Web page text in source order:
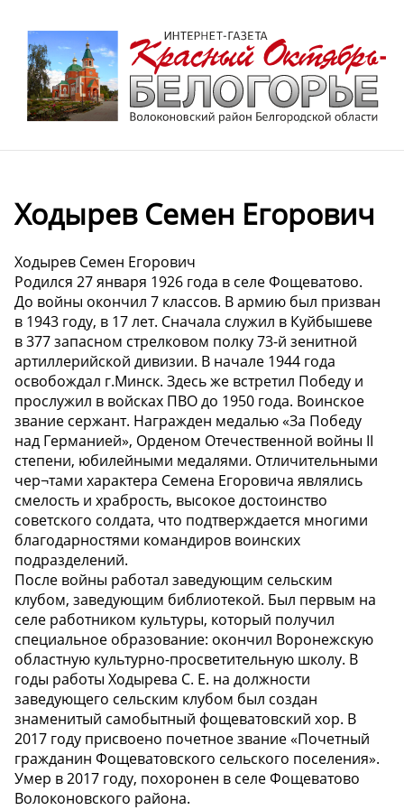
Ходырев Семен Егорович
Ходырев Семен Егорович
Родился 27 января 1926 года в селе Фощеватово.
До войны окончил 7 классов. В армию был призван
в 1943 году, в 17 лет. Сначала служил в Куйбышеве
в 377 запасном стрелковом полку 73-й зенитной
артиллерийской дивизии. В начале 1944 года
освобождал г.Минск. Здесь же встретил Победу и
прослужил в войсках ПВО до 1950 года. Воинское
звание сержант. Награжден медалью «За Победу
над Германией», Орденом Отечественной войны II
степени, юбилейными медалями. Отличительными
чер¬тами характера Семена Егоровича являлись
смелость и храбрость, высокое достоинство
советского солдата, что подтверждается многими
благодарностями командиров воинских
подразделений.
После войны работал заведующим сельским
клубом, заведующим библиотекой. Был первым на
селе работником культуры, который получил
специальное образование: окончил Воронежскую
областную культурно-просветительную школу. В
годы работы Ходырева С. Е. на должности
заведующего сельским клубом был создан
знаменитый самобытный фощеватовский хор. В
2017 году присвоено почетное звание «Почетный
гражданин Фощеватовского сельского поселения».
Умер в 2017 году, похоронен в селе Фощеватово
Волоконовского района.